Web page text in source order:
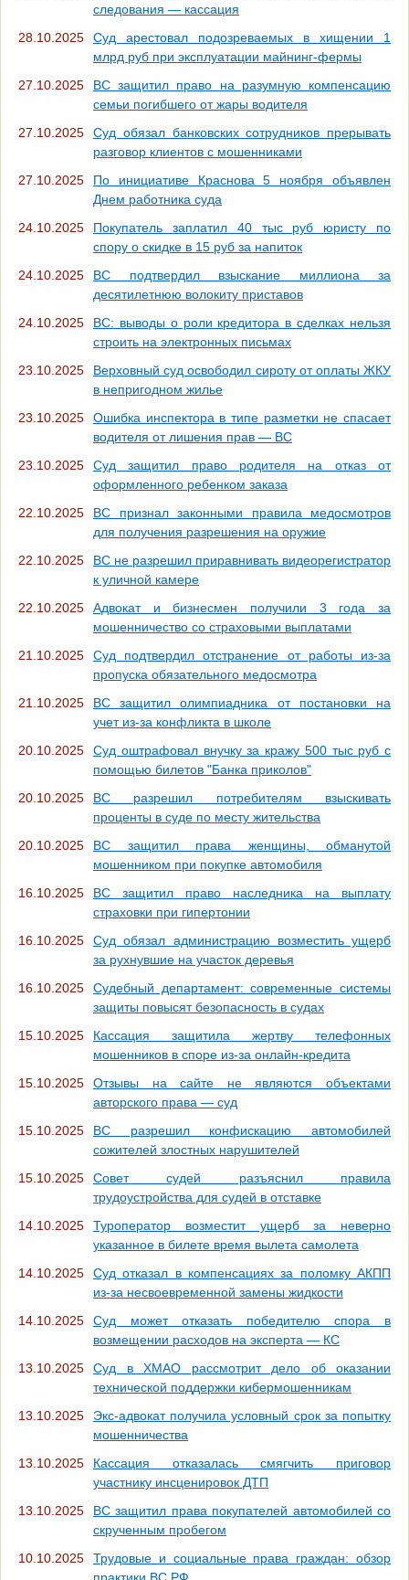
следования — кассация
28.10.2025
Суд арестовал подозреваемых в хищении 1
млрд руб при эксплуатации майнинг-фермы
27.10.2025
ВС защитил право на разумную компенсацию
семьи погибшего от жары водителя
27.10.2025
Суд обязал банковских сотрудников прерывать
разговор клиентов с мошенниками
27.10.2025
По инициативе Краснова 5 ноября объявлен
Днем работника суда
24.10.2025
Покупатель заплатил 40 тыс руб юристу по
спору о скидке в 15 руб за напиток
24.10.2025
ВС подтвердил взыскание миллиона за
десятилетнюю волокиту приставов
24.10.2025
ВС: выводы о роли кредитора в сделках нельзя
строить на электронных письмах
23.10.2025
Верховный суд освободил сироту от оплаты ЖКУ
в непригодном жилье
23.10.2025
Ошибка инспектора в типе разметки не спасает
водителя от лишения прав — ВС
23.10.2025
Суд защитил право родителя на отказ от
оформленного ребенком заказа
22.10.2025
ВС признал законными правила медосмотров
для получения разрешения на оружие
22.10.2025
ВС не разрешил приравнивать видеорегистратор
к уличной камере
22.10.2025
Адвокат и бизнесмен получили 3 года за
мошенничество со страховыми выплатами
21.10.2025
Суд подтвердил отстранение от работы из-за
пропуска обязательного медосмотра
21.10.2025
ВС защитил олимпиадника от постановки на
учет из-за конфликта в школе
20.10.2025
Суд оштрафовал внучку за кражу 500 тыс руб с
помощью билетов "Банка приколов"
20.10.2025
ВС разрешил потребителям взыскивать
проценты в суде по месту жительства
20.10.2025
ВС защитил права женщины, обманутой
мошенником при покупке автомобиля
16.10.2025
ВС защитил право наследника на выплату
страховки при гипертонии
16.10.2025
Суд обязал администрацию возместить ущерб
за рухнувшие на участок деревья
16.10.2025
Судебный департамент: современные системы
защиты повысят безопасность в судах
15.10.2025
Кассация защитила жертву телефонных
мошенников в споре из-за онлайн-кредита
15.10.2025
Отзывы на сайте не являются объектами
авторского права — суд
15.10.2025
ВС разрешил конфискацию автомобилей
сожителей злостных нарушителей
15.10.2025
Совет судей разъяснил правила
трудоустройства для судей в отставке
14.10.2025
Туроператор возместит ущерб за неверно
указанное в билете время вылета самолета
14.10.2025
Суд отказал в компенсациях за поломку АКПП
из-за несвоевременной замены жидкости
14.10.2025
Суд может отказать победителю спора в
возмещении расходов на эксперта — КС
13.10.2025
Суд в ХМАО рассмотрит дело об оказании
технической поддержки кибермошенникам
13.10.2025
Экс-адвокат получила условный срок за попытку
мошенничества
13.10.2025
Кассация отказалась смягчить приговор
участнику инсценировок ДТП
13.10.2025
ВС защитил права покупателей автомобилей со
скрученным пробегом
10.10.2025
Трудовые и социальные права граждан: обзор